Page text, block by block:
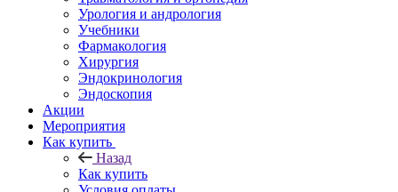
Урология и андрология
Учебники
Фармакология
Хирургия
Эндокринология
Эндоскопия
Акции
Мероприятия
Как купить
Назад
Как купить